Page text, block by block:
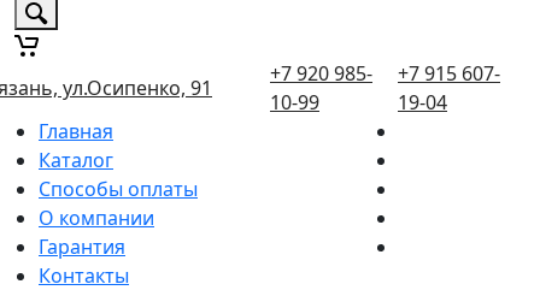
ул.Осипенко, 91
+7 920 985-
10-99
+7 915 607-
19-04
Главная
Каталог
Способы оплаты
О компании
Гарантия
Контакты